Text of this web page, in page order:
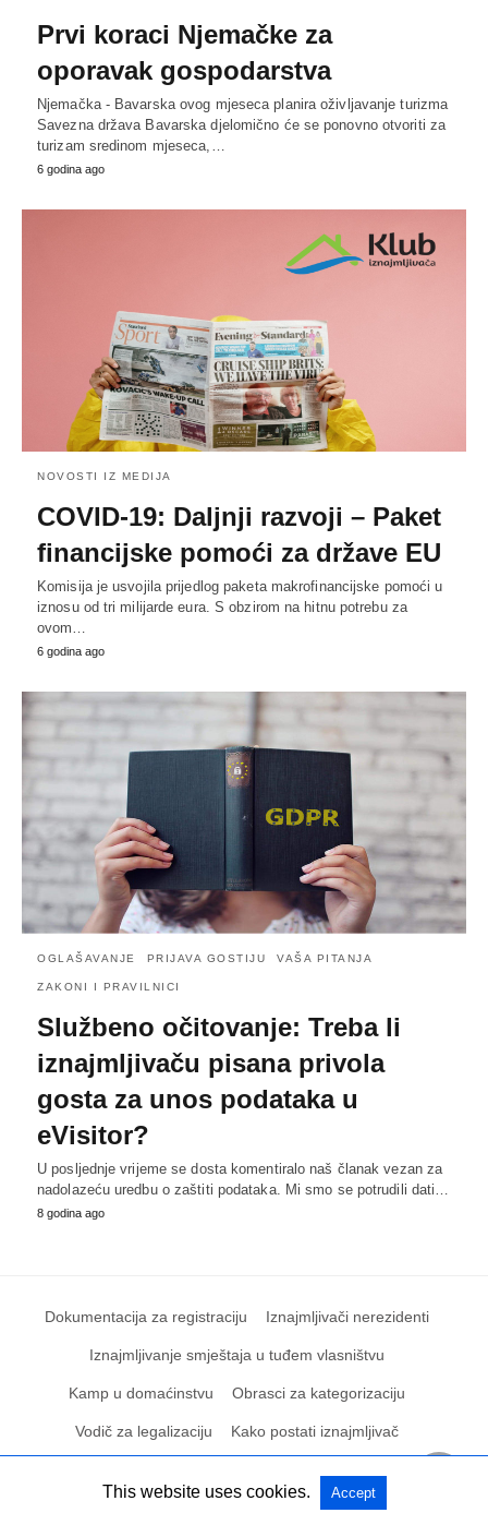
Prvi koraci Njemačke za
oporavak gospodarstva
Njemačka - Bavarska ovog mjeseca planira oživljavanje turizma
Savezna država Bavarska djelomično će se ponovno otvoriti za
turizam sredinom mjeseca,…
6 godina ago
NOVOSTI IZ MEDIJA
COVID-19: Daljnji razvoji – Paket
financijske pomoći za države EU
Komisija je usvojila prijedlog paketa makrofinancijske pomoći u
iznosu od tri milijarde eura. S obzirom na hitnu potrebu za
ovom…
6 godina ago
OGLAŠAVANJE PRIJAVA GOSTIJU VAŠA PITANJA
ZAKONI I PRAVILNICI
Službeno očitovanje: Treba li
iznajmljivaču pisana privola
gosta za unos podataka u
eVisitor?
U posljednje vrijeme se dosta komentiralo naš članak vezan za
nadolazeću uredbu o zaštiti podataka. Mi smo se potrudili dati…
8 godina ago
Dokumentacija za registraciju Iznajmljivači nerezidenti
Iznajmljivanje smještaja u tuđem vlasništvu
Kamp u domaćinstvu Obrasci za kategorizaciju
Vodič za legalizaciju Kako postati iznajmljivač
All Rights Reserved View Non-AMP Version
This website uses cookies. Accept